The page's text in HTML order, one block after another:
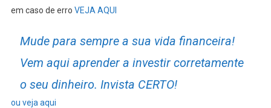
em caso de erro VEJA AQUI
Mude para sempre a sua vida financeira!
Vem aqui aprender a investir corretamente
o seu dinheiro. Invista CERTO!
ou veja aqui